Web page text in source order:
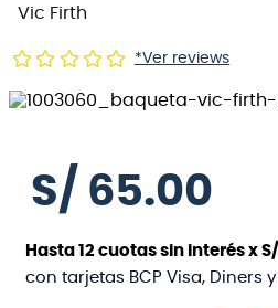
Vic Firth
*Ver reviews
S/ 65.00
Hasta12 cuotas sin interés xS/
con tarjetas BCP Visa, Diners y